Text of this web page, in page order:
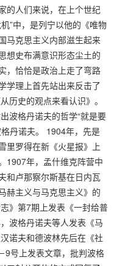
的人们来说，在上个世纪
”中，是列宁以他的《唯物
马克思主义内部滋生起来
想史布满意识形态尘土的
，恰恰是政治上走了弯路
学理上首先站出来反击了
历史的观点来看认识》。
波格丹诺夫的哲学“就是要
丹诺夫。 1904年，先是
里罗得在新《火星报》上
1907年，孟什维克阵营中
和卢那察尔斯基在日内瓦
赫主义与马克思主义》的
》第7期上发表《一封给普
波格丹诺夫等人发表《马
诺夫和德波林先后在《社
9号上发表文章，批判波格